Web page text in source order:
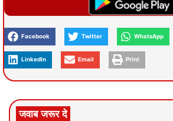
Facebook Twitter WhatsApp
LinkedIn Email Print
जवाब जरूर दे